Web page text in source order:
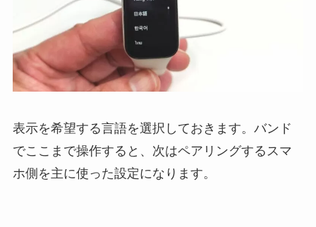
表示を希望する言語を選択しておきます。バンド
でここまで操作すると、次はペアリングするスマ
ホ側を主に使った設定になります。